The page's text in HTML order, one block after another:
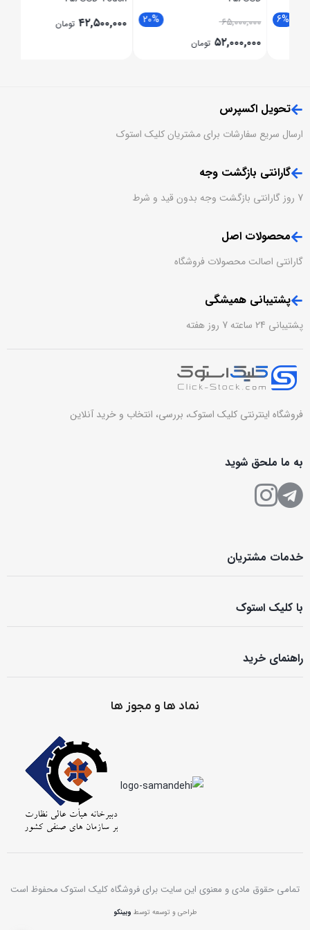
۶۵,۰۰۰,۰۰۰
۵۲,۰۰۰,۰۰۰ تومان
۴۲,۵۰۰,۰۰۰ تومان
تحویل اکسپرس
ارسال سریع سفارشات برای مشتریان کلیک استوک
گارانتی بازگشت وجه
7 روز گارانتی بازگشت وجه بدون قید و شرط
محصولات اصل
گارانتی اصالت محصولات فروشگاه
پشتیبانی همیشگی
پشتیبانی 24 ساعته 7 روز هفته
فروشگاه اینترنتی کلیک استوک، بررسی، انتخاب و خرید آنلاین
به ما ملحق شوید
خدمات مشتریان
با کلیک استوک
راهنمای خرید
نماد ها و مجوز ها
تمامی حقوق مادی و معنوی این سایت برای فروشگاه کلیک استوک محفوظ است
طراحی و توسعه توسط وبینکو